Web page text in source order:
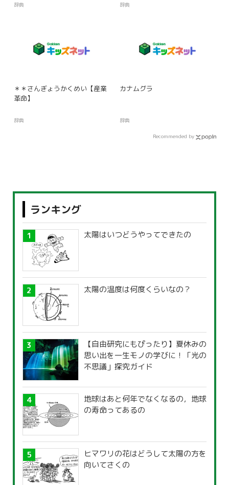
辞典 辞典
＊＊さんぎょうかくめい【産業
革命】
辞典
カナムグラ
辞典
Recommended by
ランキング
太陽はいつどうやってできたの
太陽の温度は何度くらいなの？
【自由研究にもぴったり】夏休みの
思い出を一生モノの学びに！「光の
不思議」探究ガイド
地球はあと何年でなくなるの，地球
の寿命ってあるの
ヒマワリの花はどうして太陽の方を
向いてさくの